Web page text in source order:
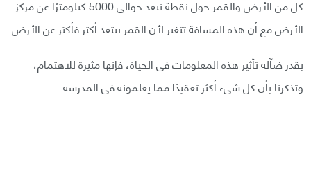
كل من الأرض والقمر حول نقطة تبعد حوالي 5000 كيلومترًا عن مركز
الأرض مع أن هذه المسافة تتغير لأن القمر يبتعد أكثر فأكثر عن الأرض.
بقدر ضآلة تأثير هذه المعلومات في الحياة، فإنها مثيرة للاهتمام،
وتذكرنا بأن كل شيء أكثر تعقيدًا مما يعلمونه في المدرسة.